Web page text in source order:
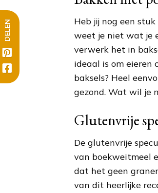
DELEN
Heb jij nog een
weet je niet wat je
verwerk het in
ideaal is om eieren
baksels? Heel
gezond. Wat wil je
Glutenvrije
De glutenvrije
van boekweitmeel
dat het geen
van dit heerlijke